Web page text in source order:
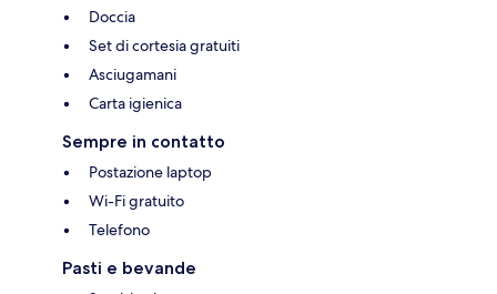
Doccia
Set di cortesia gratuiti
Asciugamani
Carta igienica
Sempre in contatto
Postazione laptop
Wi-Fi gratuito
Telefono
Pasti e bevande